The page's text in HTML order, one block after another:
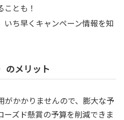
とも！
いち早くキャンペーン情報を知
のメリット
がかかりませんので、膨大な予
ーズド懸賞の予算を削減できま